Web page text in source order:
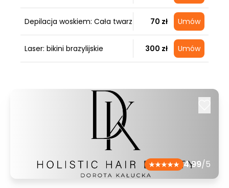
Depilacja woskiem: Cała twarz 70 zł Umów
Laser: bikini brazylijskie 300 zł Umów
4.99/5